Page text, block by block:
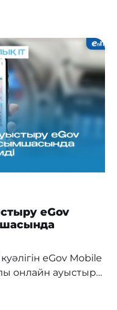
интеллектті (ЖИ)
53 мыңнан
және нәтижелер
интеллектті
оны
eGov
eGov Mobile
онлайн ауыстыра
немесе